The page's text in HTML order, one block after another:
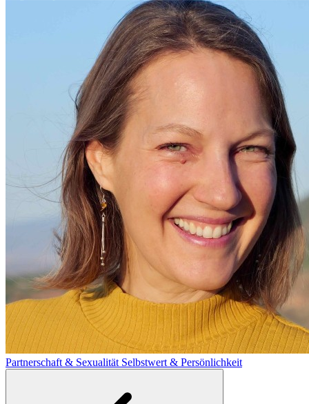
Partnerschaft & Sexualität Selbstwert & Persönlichkeit